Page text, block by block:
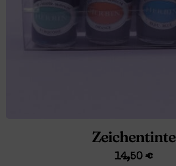
Zeichentinte
14,50€